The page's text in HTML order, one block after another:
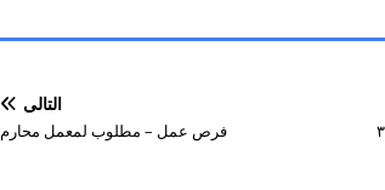
التالي
فرص عمل – مطلوب لمعمل محارم